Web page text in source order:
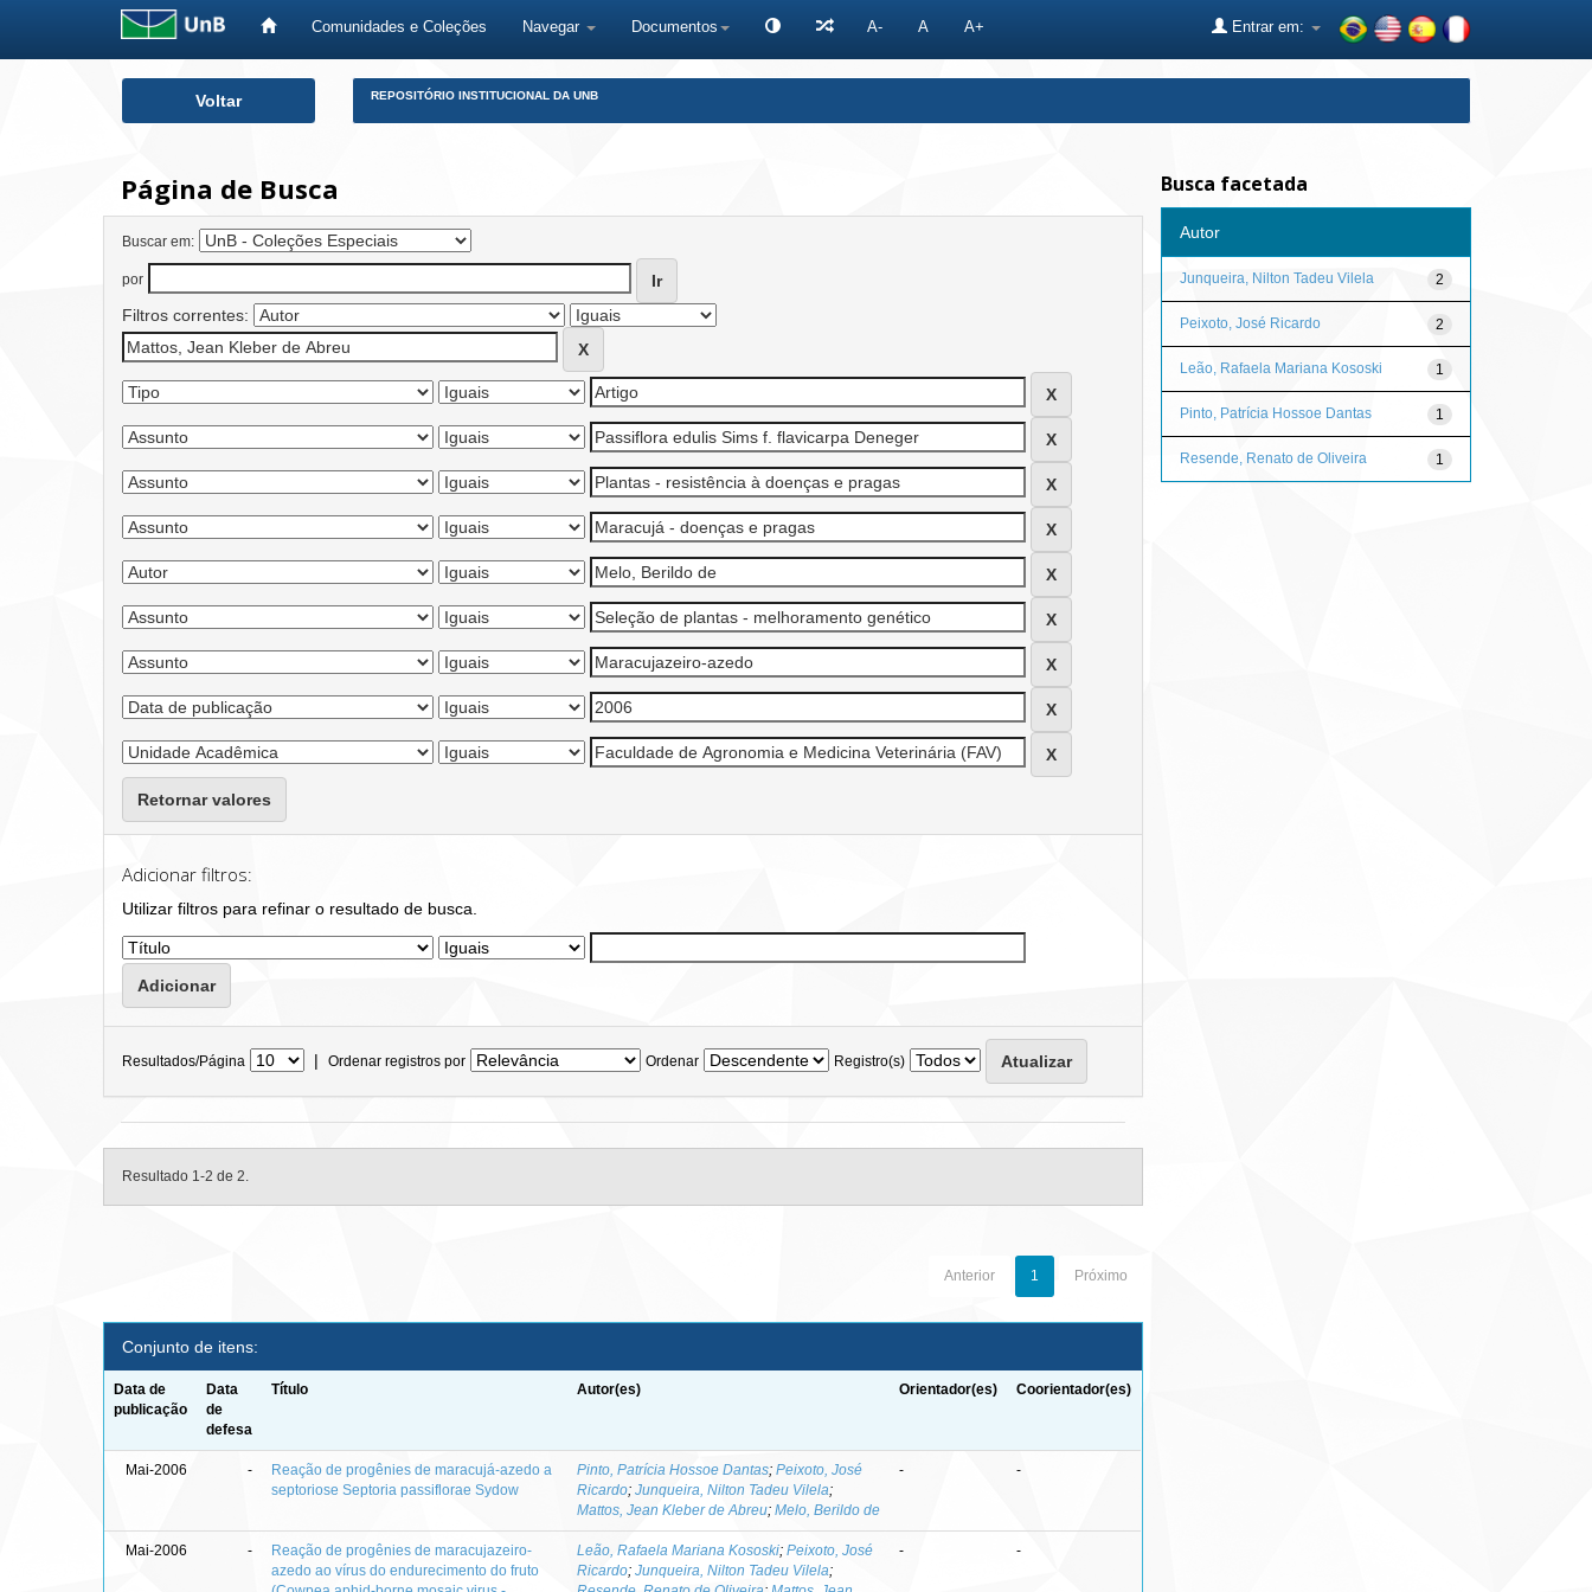
Comunidades e Coleções Navegar Documentos A- A A+ Entrar em:
Voltar REPOSITÓRIO INSTITUCIONAL DA UNB
Página de Busca
Buscar em:
por
Filtros correntes:
Retornar valores
Adicionar filtros:
Utilizar filtros para refinar o resultado de busca.
Resultados/Página | Ordenar registros por Ordenar Registro(s)
Resultado 1-2 de 2.
Anterior 1 Próximo
Conjunto de itens:
Data de
publicação
Data
de
defesa
Título Autor(es) Orientador(es) Coorientador(es)
Mai-2006 -
Reação de progênies de maracujá-azedo a
septoriose Septoria passiflorae Sydow
Pinto, Patrícia Hossoe Dantas;Peixoto, José
Ricardo;Junqueira, Nilton Tadeu Vilela;
Mattos, Jean Kleber de Abreu;Melo, Berildo de
- -
Mai-2006 -
Reação de progênies de maracujazeiro-
azedo ao vírus do endurecimento do fruto
Leão, Rafaela Mariana Kososki;Peixoto, José
Ricardo;Junqueira, Nilton Tadeu Vilela;
- -
Busca facetada
Autor
2
Junqueira, Nilton Tadeu Vilela
2
Peixoto, José Ricardo
1
Leão, Rafaela Mariana Kososki
1
Pinto, Patrícia Hossoe Dantas
1
Resende, Renato de Oliveira